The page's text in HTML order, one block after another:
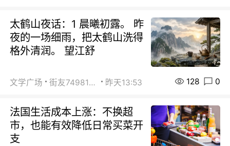
太鹤山夜话：1 晨曦初露。 昨
夜的一场细雨，把太鹤山洗得
格外清润。 望江舒
文学广场 街友74981146 昨天13:53 128 0
法国生活成本上涨：不换超
市，也能有效降低日常买菜开
支